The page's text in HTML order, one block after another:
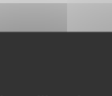
am